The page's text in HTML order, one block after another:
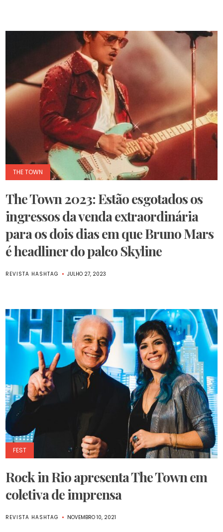
THE TOWN
The Town 2023: Estão esgotados os
ingressos da venda extraordinária
para os dois dias em que Bruno Mars
é headliner do palco Skyline
REVISTA HASHTAG JULHO 27, 2023
FEST
Rock in Rio apresenta The Town em
coletiva de imprensa
REVISTA HASHTAG NOVEMBRO 10, 2021